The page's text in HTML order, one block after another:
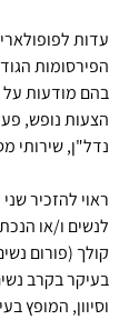
עדות
הפירסומות
בהם מודעות על
הצעות נופש,
נדל"ן, שירותי
ראוי להזכיר
לנשים ו/או
קולך (פורום
בעיקר בקרב
וסיוון, המופץ